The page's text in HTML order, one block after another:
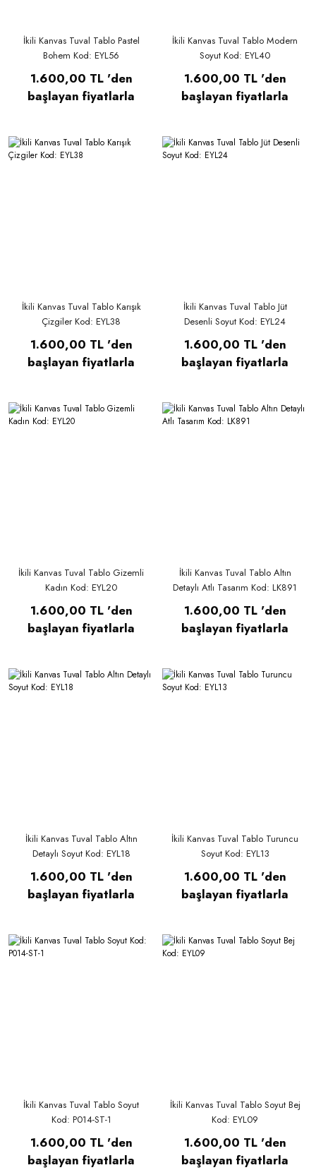
İkili Kanvas Tuval Tablo Pastel
Bohem Kod: EYL56
1.600,00 TL 'den
başlayan fiyatlarla
İkili Kanvas Tuval Tablo Modern
Soyut Kod: EYL40
1.600,00 TL 'den
başlayan fiyatlarla
İkili Kanvas Tuval Tablo Karışık
Çizgiler Kod: EYL38
1.600,00 TL 'den
başlayan fiyatlarla
İkili Kanvas Tuval Tablo Jüt
Desenli Soyut Kod: EYL24
1.600,00 TL 'den
başlayan fiyatlarla
İkili Kanvas Tuval Tablo Gizemli
Kadın Kod: EYL20
1.600,00 TL 'den
başlayan fiyatlarla
İkili Kanvas Tuval Tablo Altın
Detaylı Atlı Tasarım Kod: LK891
1.600,00 TL 'den
başlayan fiyatlarla
İkili Kanvas Tuval Tablo Altın
Detaylı Soyut Kod: EYL18
1.600,00 TL 'den
başlayan fiyatlarla
İkili Kanvas Tuval Tablo Turuncu
Soyut Kod: EYL13
1.600,00 TL 'den
başlayan fiyatlarla
İkili Kanvas Tuval Tablo Soyut
Kod: P014-ST-1
1.600,00 TL 'den
başlayan fiyatlarla
İkili Kanvas Tuval Tablo Soyut Bej
Kod: EYL09
1.600,00 TL 'den
başlayan fiyatlarla